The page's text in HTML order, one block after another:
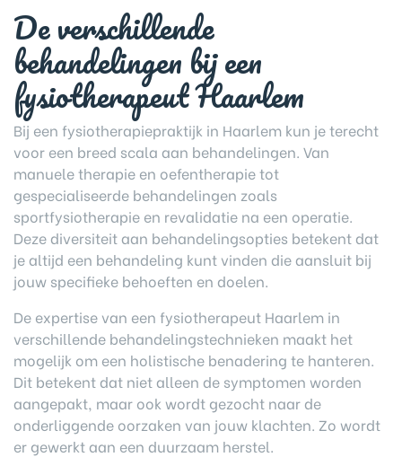
De verschillende
behandelingen bij een
fysiotherapeut Haarlem
Bij een fysiotherapiepraktijk in Haarlem kun je terecht
voor een breed scala aan behandelingen. Van
manuele therapie en oefentherapie tot
gespecialiseerde behandelingen zoals
sportfysiotherapie en revalidatie na een operatie.
Deze diversiteit aan behandelingsopties betekent dat
je altijd een behandeling kunt vinden die aansluit bij
jouw specifieke behoeften en doelen.
De expertise van een fysiotherapeut Haarlem in
verschillende behandelingstechnieken maakt het
mogelijk om een holistische benadering te hanteren.
Dit betekent dat niet alleen de symptomen worden
aangepakt, maar ook wordt gezocht naar de
onderliggende oorzaken van jouw klachten. Zo wordt
er gewerkt aan een duurzaam herstel.